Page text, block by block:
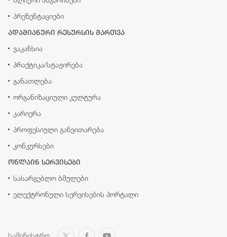
პრეზენტაციები
ადამიანური რესურსის მართვა
ვაკანსია
პრაქტიკა/სტაჟირება
განათლება
ორგანიზაციული კულტურა
კარიერა
პროფესიული განვითარება
კონკურსები
ონლაინ სერვისები
სასარგებლო ბმულები
ელექტრონული სერვისების პორტალი
სამინისტრო